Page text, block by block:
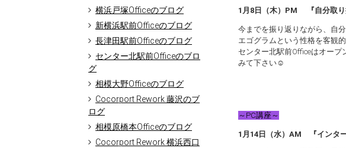
横浜戸塚Officeのブログ
新横浜駅前Officeのブログ
長津田駅前Officeのブログ
センター北駅前Officeのブロ
グ
相模大野Officeのブログ
Cocorport Rework 藤沢のブ
ログ
相模原橋本Officeのブログ
Cocorport Rework 横浜西口
1月8日（木）PM 『自分取り
今までを振り返りながら、自
エゴグラムという性格を客観
センター北駅前Officeはオー
みて下さい☺
～PC講座～
1月14日（水）AM 『インタ